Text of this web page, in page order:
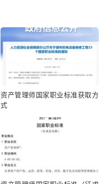
资产管理师国家职业标准获取方
式